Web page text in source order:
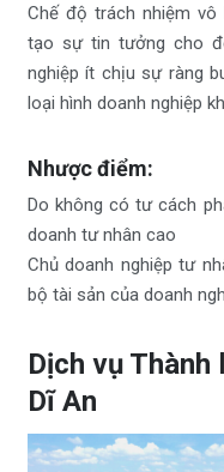
Chế độ trách nhiệm vô
tạo sự tin tưởng cho
nghiệp ít chịu sự ràng
loại hình doanh nghiệp
Nhược điểm:
Do không có tư cách
doanh tư nhân cao
Chủ doanh nghiệp tư
bộ tài sản của doanh
Dịch vụ
Dĩ An